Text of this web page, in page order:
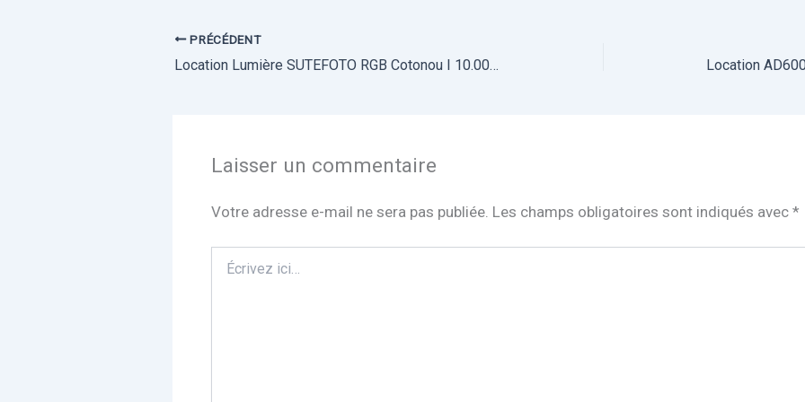
PRÉCÉDENT
Location Lumière SUTEFOTO RGB Cotonou I 10.000 FCFA
Laisser un commentaire
Votre adresse e-mail ne sera pas publiée. Les champs obligatoires sont indiqués avec *
ici…